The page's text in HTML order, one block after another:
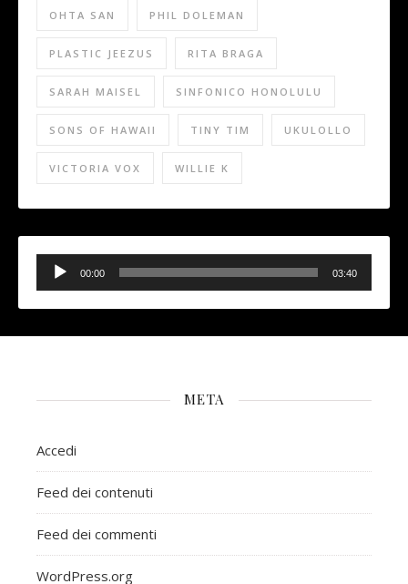
OHTA SAN PHIL DOLEMAN
PLASTIC JEEZUS RITA BRAGA
SARAH MAISEL SINFONICO HONOLULU
SONS OF HAWAII TINY TIM UKULOLLO
VICTORIA VOX WILLIE K
Audio
Player
00:00 03:40
META
Accedi
Feed dei contenuti
Feed dei commenti
WordPress.org